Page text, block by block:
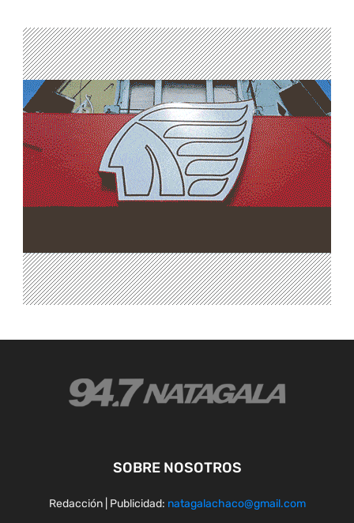
SOBRE NOSOTROS
Redacción | Publicidad: natagalachaco@gmail.com